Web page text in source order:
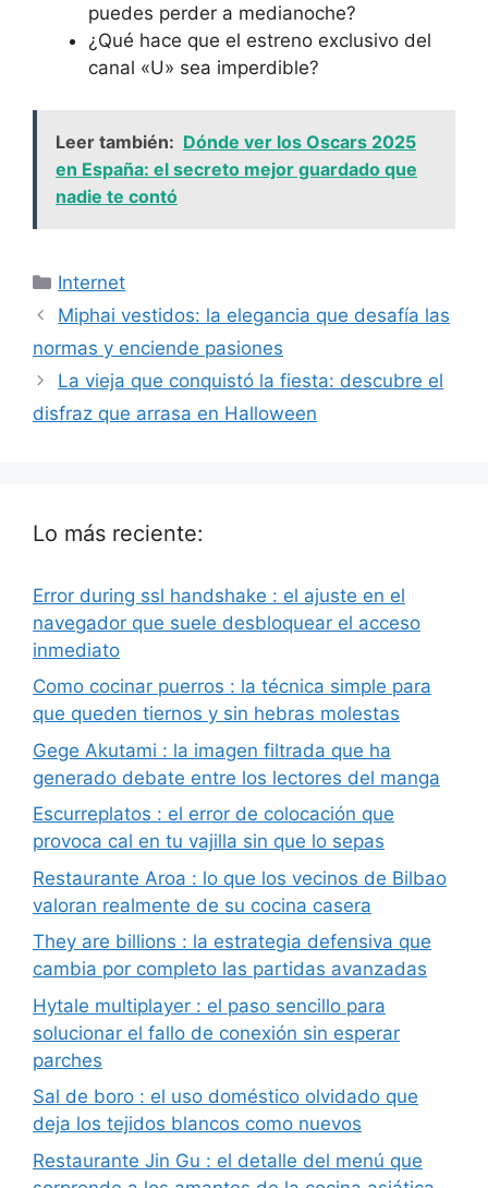
puedes perder a medianoche?
¿Qué hace que el estreno exclusivo del
canal «U» sea imperdible?
Leer también: Dónde ver los Oscars 2025
en España: el secreto mejor guardado que
nadie te contó
Categorías
Internet
Miphai vestidos: la elegancia que desafía las
normas y enciende pasiones
La vieja que conquistó la fiesta: descubre el
disfraz que arrasa en Halloween
Lo más reciente:
Error during ssl handshake : el ajuste en el
navegador que suele desbloquear el acceso
inmediato
Como cocinar puerros : la técnica simple para
que queden tiernos y sin hebras molestas
Gege Akutami : la imagen filtrada que ha
generado debate entre los lectores del manga
Escurreplatos : el error de colocación que
provoca cal en tu vajilla sin que lo sepas
Restaurante Aroa : lo que los vecinos de Bilbao
valoran realmente de su cocina casera
They are billions : la estrategia defensiva que
cambia por completo las partidas avanzadas
Hytale multiplayer : el paso sencillo para
solucionar el fallo de conexión sin esperar
parches
Sal de boro : el uso doméstico olvidado que
deja los tejidos blancos como nuevos
Restaurante Jin Gu : el detalle del menú que